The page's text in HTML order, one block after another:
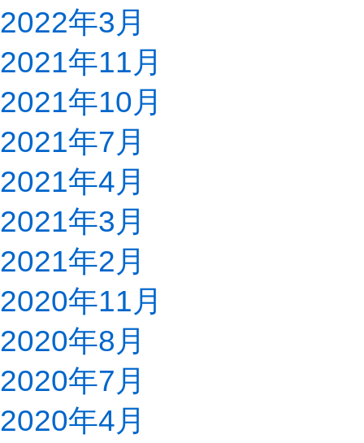
2022年3月
2021年11月
2021年10月
2021年7月
2021年4月
2021年3月
2021年2月
2020年11月
2020年8月
2020年7月
2020年4月